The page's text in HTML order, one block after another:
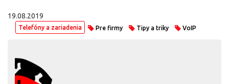
19.08.2019
Telefóny a zariadenia Pre firmy Tipy a triky VoIP